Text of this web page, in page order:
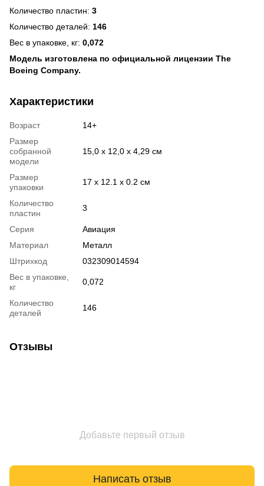
Количество пластин: 3
Количество деталей: 146
Вес в упаковке, кг: 0,072
Модель изготовлена по официальной лицензии The
Boeing Company.
Характеристики
Возраст
14+
Размер
собранной
модели
15,0 x 12,0 x 4,29 см
Размер
упаковки
17 х 12.1 х 0.2 см
Количество
пластин
3
Серия
Авиация
Материал
Металл
Штрихкод
032309014594
Вес в упаковке,
кг
0,072
Количество
деталей
146
Отзывы
Добавьте первый отзыв
Написать отзыв